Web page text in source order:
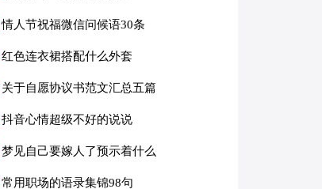
情人节祝福微信问候语30条
红色连衣裙搭配什么外套
关于自愿协议书范文汇总五篇
抖音心情超级不好的说说
梦见自己要嫁人了预示着什么
常用职场的语录集锦98句